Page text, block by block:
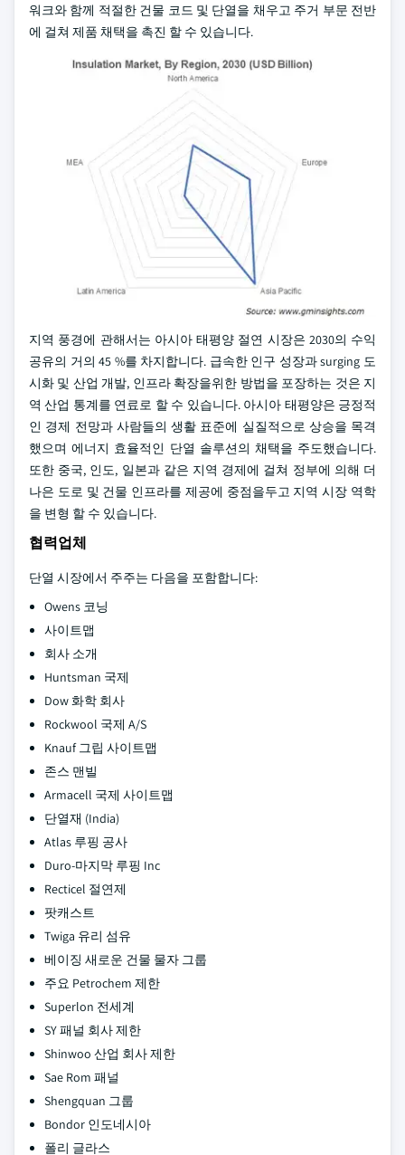
워크와 함께 적절한 건물 코드 및 단열을 채우고 주거 부문 전반
에 걸쳐 제품 채택을 촉진 할 수 있습니다.
지역 풍경에 관해서는 아시아 태평양 절연 시장은 2030의 수익
공유의 거의 45 %를 차지합니다. 급속한 인구 성장과 surging 도
시화 및 산업 개발, 인프라 확장을위한 방법을 포장하는 것은 지
역 산업 통계를 연료로 할 수 있습니다. 아시아 태평양은 긍정적
인 경제 전망과 사람들의 생활 표준에 실질적으로 상승을 목격
했으며 에너지 효율적인 단열 솔루션의 채택을 주도했습니다.
또한 중국, 인도, 일본과 같은 지역 경제에 걸쳐 정부에 의해 더
나은 도로 및 건물 인프라를 제공에 중점을두고 지역 시장 역학
을 변형 할 수 있습니다.
협력업체
단열 시장에서 주주는 다음을 포함합니다:
Owens 코닝
사이트맵
회사 소개
Huntsman 국제
Dow 화학 회사
Rockwool 국제 A/S
Knauf 그립 사이트맵
존스 맨빌
Armacell 국제 사이트맵
단열재 (India)
Atlas 루핑 공사
Duro-마지막 루핑 Inc
Recticel 절연제
팟캐스트
Twiga 유리 섬유
베이징 새로운 건물 물자 그룹
주요 Petrochem 제한
Superlon 전세계
SY 패널 회사 제한
Shinwoo 산업 회사 제한
Sae Rom 패널
Shengquan 그룹
Bondor 인도네시아
폴리 글라스